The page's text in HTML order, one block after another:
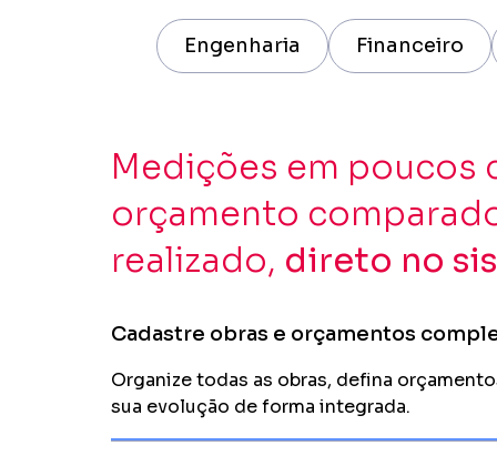
Engenharia Financeiro
Medições em poucos
orçamento
realizado, direto no
Cadastre obras e orçamentos
Crie cronogramas de obra com
Monte a linha do tempo da obra com